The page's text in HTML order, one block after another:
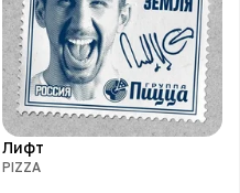
Лифт
PIZZA